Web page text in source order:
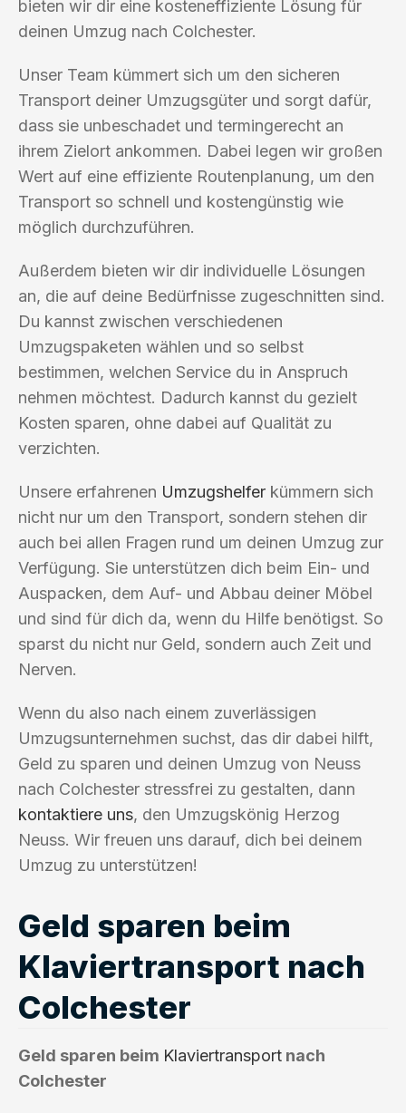
bieten wir dir eine kosteneffiziente Lösung für
deinen Umzug nach Colchester.
Unser Team kümmert sich um den sicheren
Transport deiner Umzugsgüter und sorgt dafür,
dass sie unbeschadet und termingerecht an
ihrem Zielort ankommen. Dabei legen wir großen
Wert auf eine effiziente Routenplanung, um den
Transport so schnell und kostengünstig wie
möglich durchzuführen.
Außerdem bieten wir dir individuelle Lösungen
an, die auf deine Bedürfnisse zugeschnitten sind.
Du kannst zwischen verschiedenen
Umzugspaketen wählen und so selbst
bestimmen, welchen Service du in Anspruch
nehmen möchtest. Dadurch kannst du gezielt
Kosten sparen, ohne dabei auf Qualität zu
verzichten.
Unsere erfahrenen Umzugshelfer kümmern sich
nicht nur um den Transport, sondern stehen dir
auch bei allen Fragen rund um deinen Umzug zur
Verfügung. Sie unterstützen dich beim Ein- und
Auspacken, dem Auf- und Abbau deiner Möbel
und sind für dich da, wenn du Hilfe benötigst. So
sparst du nicht nur Geld, sondern auch Zeit und
Nerven.
Wenn du also nach einem zuverlässigen
Umzugsunternehmen suchst, das dir dabei hilft,
Geld zu sparen und deinen Umzug von Neuss
nach Colchester stressfrei zu gestalten, dann
kontaktiere uns, den Umzugskönig Herzog
Neuss. Wir freuen uns darauf, dich bei deinem
Umzug zu unterstützen!
Geld sparen beim
Klaviertransport nach
Colchester
Geld sparen beim Klaviertransport nach
Colchester